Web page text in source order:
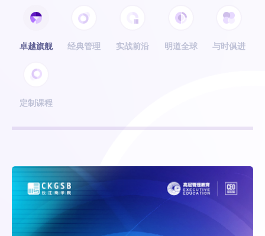
卓越旗舰 经典管理 实战前沿 明道全球 与时俱进
定制课程